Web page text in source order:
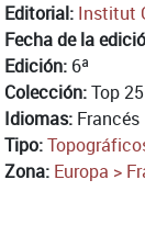
Editorial: Institut
Fecha de la
Edición: 6ª
Colección:Top 25
Idiomas: Francés
Tipo:
Zona: Europa >